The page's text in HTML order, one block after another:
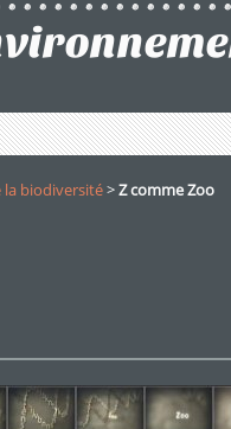
la biodiversité>Z comme Zoo